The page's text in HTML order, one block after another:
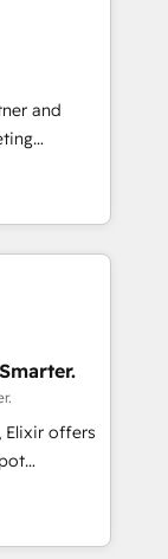
data
client
🛒 E-
pipelines;
and
mid-
a strategic
creative
HubSpot
with clear
Joy, Grit,
and
Elixir Solutions - Your business. Smarter.
Elixir offers
market
in the